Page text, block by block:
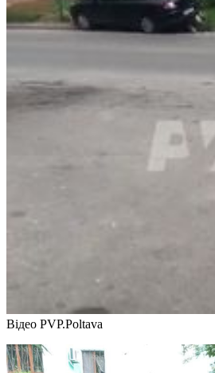
Відео PVP.Poltava